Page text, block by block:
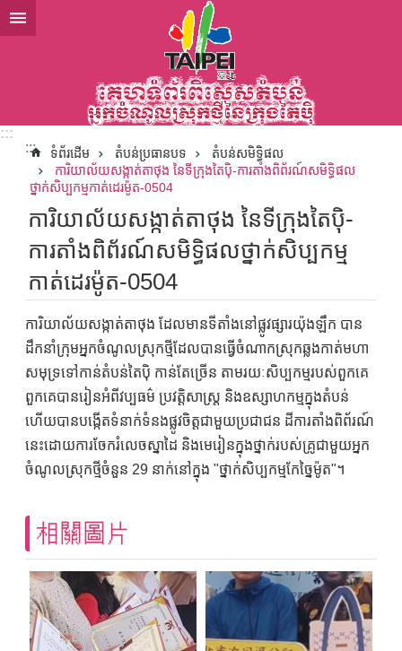
ទៅកាន់មាតិកាប្លុកមាតិកាសំខាន់
:::
:::
ទំព័រដើម តំបន់ប្រធានបទ
តំបន់សមិទ្ធិផល
ការិយាល័យសង្កាត់តាថុង នៃទីក្រុងតៃប៉ិ-ការតាំងពិព័រណ៍សមិទ្ធិផល
ថ្នាក់សិប្បកម្មកាត់ដេរម៉ូត-0504
ការិយាល័យសង្កាត់តាថុង នៃទីក្រុងតៃប៉ិ-
ការតាំងពិព័រណ៍សមិទ្ធិផលថ្នាក់សិប្បកម្ម
កាត់ដេរម៉ូត-0504
ការិយាល័យសង្កាត់តាថុង ដែលមានទីតាំងនៅផ្លូវផ្សារយ៉ុងឡឹក បាន
ដឹកនាំក្រុមអ្នកចំណូលស្រុកថ្មីដែលបានធ្វើចំណាកស្រុកឆ្លងកាត់មហា
សមុទ្រទៅកាន់តំបន់តៃប៉ិ កាន់តែច្រើន តាមរយៈសិប្បកម្មរបស់ពួកគេ
ពួកគេបានរៀនអំពីវប្បធម៌ ប្រវត្តិសាស្ត្រ និងឧស្សាហកម្មក្នុងតំបន់
ហើយបានបង្កើតទំនាក់ទំនងផ្លូវចិត្តជាមួយប្រជាជន ដីការតាំងពិព័រណ៍
នេះដោយការចែករំលេចស្នាដៃ និងមេរៀនក្នុងថ្នាក់របស់គ្រូជាមួយអ្នក
ចំណូលស្រុកថ្មីចំនួន 29 នាក់នៅក្នុង "ថ្នាក់សិប្បកម្មកែច្នៃម៉ូត"។
相關圖片